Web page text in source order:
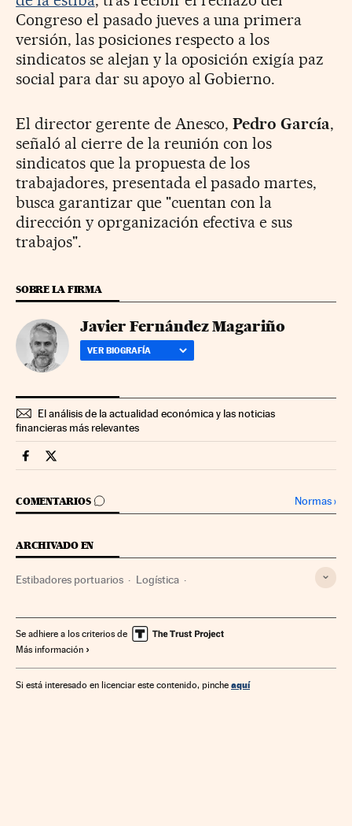
Congreso el pasado jueves a una primera
versión, las posiciones respecto a los
sindicatos se alejan y la oposición exigía paz
social para dar su apoyo al Gobierno.
El director gerente de Anesco,Pedro García,
señaló al cierre de la reunión con los
sindicatos que la propuesta de los
trabajadores, presentada el pasado martes,
busca garantizar que "cuentan con la
dirección y oprganización efectiva e sus
trabajos".
SOBRE LA FIRMA
Javier Fernández Magariño
VER BIOGRAFÍA
El análisis de la actualidad económica y las noticias
financieras más relevantes
Companias Cinco Días en Facebook
Companias Cinco Días en Twitter
COMENTARIOS
IR A LOS COMENTARIOS Normas›
ARCHIVADO EN
Estibadores portuarios Logística
Transporte marítimo Ministerio de Fomento
Economía Administración pública
Se adhiere a los criterios de
Más información
Si está interesado en licenciar este contenido, pinche aquí